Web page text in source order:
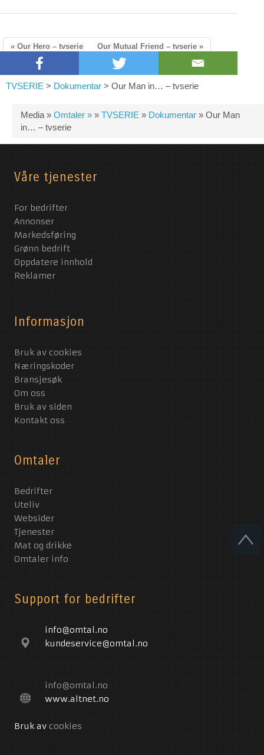
« Our Hero – tvserie Our Mutual Friend – tvserie »
TVSERIE > Dokumentar > Our Man in… – tvserie
Media » Omtaler » » TVSERIE » Dokumentar » Our Man
in… – tvserie
Våre tjenester
For bedrifter
Annonser
Markedsføring
Grønn bedrift
Oppdatere innhold
Reklamer
Informasjon
Bruk av cookies
Næringskoder
Bransjesøk
Om oss
Bruk av siden
Kontakt oss
Omtaler
Bedrifter
Uteliv
Websider
Tjenester
Mat og drikke
Omtaler info
Support for bedrifter
info@omtal.no
kundeservice@omtal.no
info@omtal.no
www.altnet.no
Bruk av cookies